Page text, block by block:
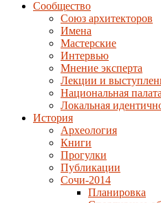
Сообщество
Союз архитекторов
Имена
Мастерские
Интервью
Мнение эксперта
Лекции и
Национальная
Локальная
История
Археология
Книги
Прогулки
Публикации
Сочи-2014
Планировка